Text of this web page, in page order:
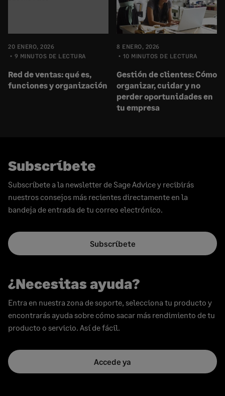
20 ENERO, 2026
9 MINUTOS DE LECTURA
Red de ventas: qué es,
funciones y organización
8 ENERO, 2026
10 MINUTOS DE LECTURA
Gestión de clientes: Cómo
organizar, cuidar y no
perder oportunidades en
tu empresa
Subscríbete
Subscríbete a la newsletter de Sage Advice y recibirás
nuestros consejos más recientes directamente en la
bandeja de entrada de tu correo electrónico.
Subscríbete
¿Necesitas ayuda?
Entra en nuestra zona de soporte, selecciona tu producto y
encontrarás ayuda sobre cómo sacar más rendimiento de tu
producto o servicio. Así de fácil.
Accede ya